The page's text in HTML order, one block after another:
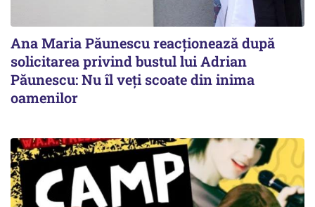
Ana Maria Păunescu reacționează după
solicitarea privind bustul lui Adrian
Păunescu: Nu îl veți scoate din inima
oamenilor